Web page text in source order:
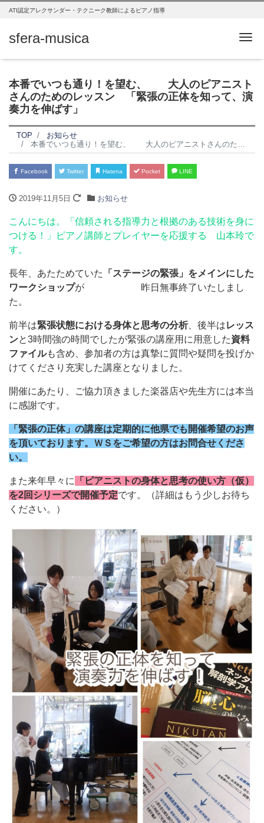
ATI認定アレクサンダー・テクニーク教師によるピアノ指導
sfera-musica
本番でいつも通り！を望む、 大人のピアニスト
さんのためのレッスン 「緊張の正体を知って、演
奏力を伸ばす」
TOP
お知らせ
本番でいつも通り！を望む、 大人のピアニストさんのためのレッスン 「緊張の正体を知って、演奏力を伸ばす」
Facebook Twitter Hatena Pocket LINE
2019年11月5日 お知らせ
こんにちは。「信頼される指導力と根拠のある技術を身に
つける！」ピアノ講師とプレイヤーを応援する 山本玲で
す。
長年、あたためていた
「ステージの緊張」をメインにした
ワークショップが 昨日無事終了いたしまし
た。
前半は緊張状態における身体と思考の分析、後半はレッス
ンと3時間強の時間でしたが緊張の講座用に用意した資料
ファイルも含め、参加者の方は真摯に質問や疑問を投げか
けてくださり充実した講座となりました。
開催にあたり、ご協力頂きました楽器店や先生方には本当
に感謝です。
「緊張の正体」の講座は定期的に他県でも開催希望のお声
を頂いております。ＷＳをご希望の方はお問合せくださ
い。
また来年早々に
「ピアニストの身体と思考の使い方（仮）
を2回シリーズで開催予定です。（詳細はもう少しお待ち
ください。）